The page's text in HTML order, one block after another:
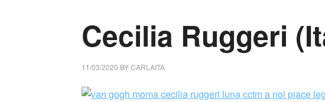
Cecilia Ruggeri
11/03/2020 BYCARLAITA